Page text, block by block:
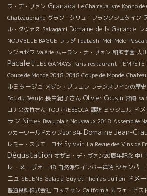
ラ・デ・ヴァン Granada Le Chameua Ivre Konno
Chateaubriand グラン・クリュ・フランクシュタイン
ル・ダヴァス Sakagami Domaine de la Garance
NOUVELLE BAGUE フリダ Iidabashi Méli Mélo
ンジョゼフ Valérie ムーラン・ナ・ヴォン 和飲学園 大
Pacalet LES GAMAYS Paris restaurant TEMPETE
Coupe de Monde 2018 2018 Coupe de Monde
ルミタージュ メゾン・ブリュレ フランスワインの歴史
Fou du Beaujo 長由紀子さん Olivier Cousin 宮崎 sa
ロナの佐竹さん TOUR REBECCA 諏訪 ミッシェル ド
ラン Nîmes Beaujolais Nouveaux 2018 Assemblée
ッカーワールドカップ2018年 Domaine Jean-
レミー・スリエ ロゼ Sylvain La Revue des Vins de
Dégustation オザミ・デ・ヴァン20周年記念 中
レ・ヌーヴォー18 自然派ワインバー祥瑞 シャンパ
ニュ SELENE Galapia Guy et Thomas Jullien ドメ
豊通食料株式会社 ヨッチャン California カフェ・ビス